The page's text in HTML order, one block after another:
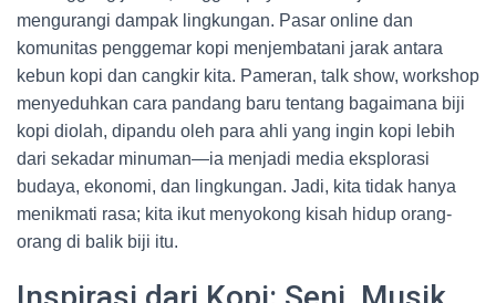
mengurangi dampak lingkungan. Pasar online dan
komunitas penggemar kopi menjembatani jarak antara
kebun kopi dan cangkir kita. Pameran, talk show, workshop
menyeduhkan cara pandang baru tentang bagaimana biji
kopi diolah, dipandu oleh para ahli yang ingin kopi lebih
dari sekadar minuman—ia menjadi media eksplorasi
budaya, ekonomi, dan lingkungan. Jadi, kita tidak hanya
menikmati rasa; kita ikut menyokong kisah hidup orang-
orang di balik biji itu.